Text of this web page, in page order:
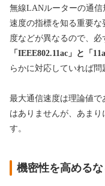
無線LANルーターの通
速度の指標を知る重要
度などが異なるので、
「IEEE802.11ac」と「
らかに対応していれば問
最大通信速度は理論値
はありませんが、あまり
す。
機密性を高める